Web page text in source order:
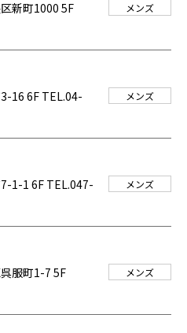
新町1000 5F
メンズ
16 6F TEL.04-
メンズ
1-1 6F TEL.047-
メンズ
服町1-7 5F
メンズ